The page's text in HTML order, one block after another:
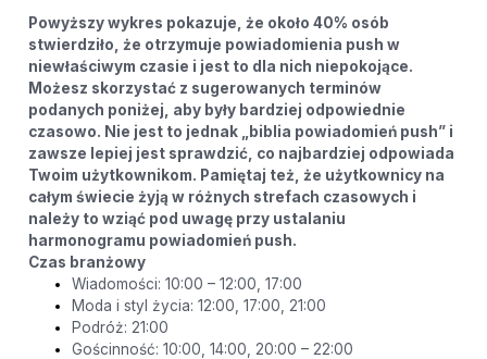
Powyższy wykres pokazuje, że około 40% osób
stwierdziło, że otrzymuje powiadomienia push w
niewłaściwym czasie i jest to dla nich niepokojące.
Możesz skorzystać z sugerowanych terminów
podanych poniżej, aby były bardziej odpowiednie
czasowo. Nie jest to jednak „biblia powiadomień push” i
zawsze lepiej jest sprawdzić, co najbardziej odpowiada
Twoim użytkownikom. Pamiętaj też, że użytkownicy na
całym świecie żyją w różnych strefach czasowych i
należy to wziąć pod uwagę przy ustalaniu
harmonogramu powiadomień push.
Czas branżowy
Wiadomości: 10:00 – 12:00, 17:00
Moda i styl życia: 12:00, 17:00, 21:00
Podróż: 21:00
Gościnność: 10:00, 14:00, 20:00 – 22:00